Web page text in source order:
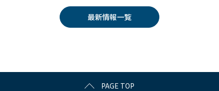
k
erk
et
n
a
最新情報一覧
PAGE TOP